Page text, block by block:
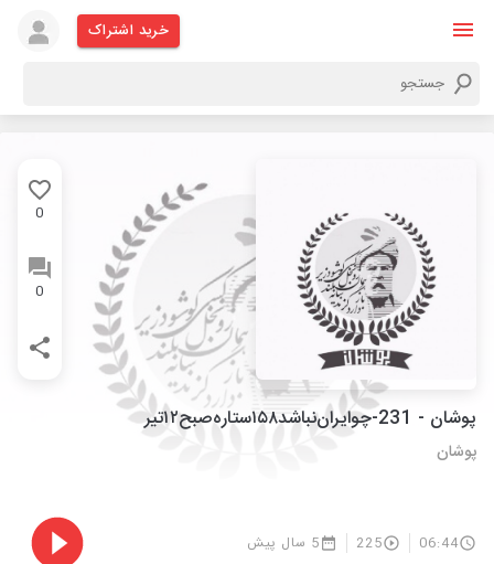
خرید اشتراک
0
0
پوشان - 231-چوایران‌نباشد۱۵۸ستاره‌صبح۱۲تیر
پوشان
06:44
225 5 سال پیش